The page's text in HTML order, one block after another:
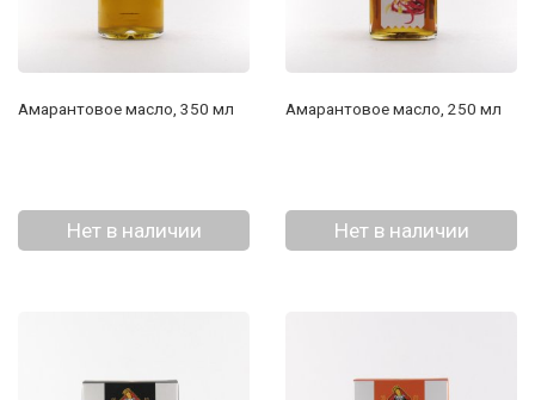
Амарантовое масло, 350 мл
Нет в наличии
Амарантовое масло, 250 мл
Нет в наличии